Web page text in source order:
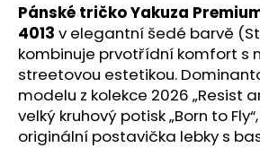
Pánské tričko Yakuza
4013 v elegantní šedé barvě
kombinuje prvotřídní komfort s
streetovou estetikou.
modelu z kolekce 2026 „Resist
velký kruhový potisk „Born to
originální postavička lebky s
HLEDAT
D
o
p